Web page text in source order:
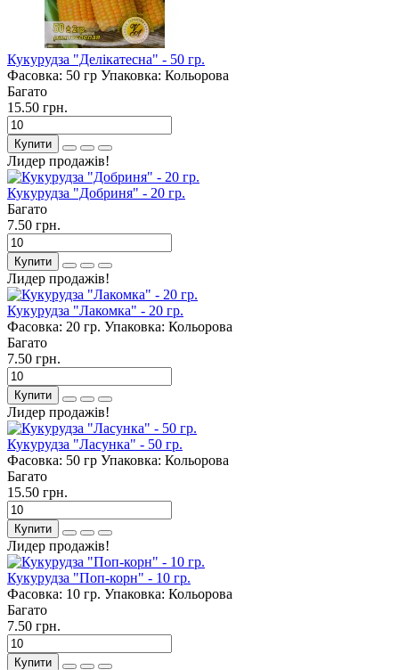
Кукурудза "Делікатесна" - 50 гр.
Фасовка: 50 гр Упаковка: Кольорова
Багато
15.50 грн.
Купити
Лидер продажів!
Кукурудза "Добриня" - 20 гр.
Багато
7.50 грн.
Купити
Лидер продажів!
Кукурудза "Лакомка" - 20 гр.
Фасовка: 20 гр. Упаковка: Кольорова
Багато
7.50 грн.
Купити
Лидер продажів!
Кукурудза "Ласунка" - 50 гр.
Фасовка: 50 гр Упаковка: Кольорова
Багато
15.50 грн.
Купити
Лидер продажів!
Кукурудза "Поп-корн" - 10 гр.
Фасовка: 10 гр. Упаковка: Кольорова
Багато
7.50 грн.
Купити